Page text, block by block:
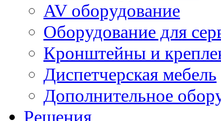
AV оборудование
Оборудование для
Кронштейны и
Диспетчерская мебель
Дополнительное
Решения